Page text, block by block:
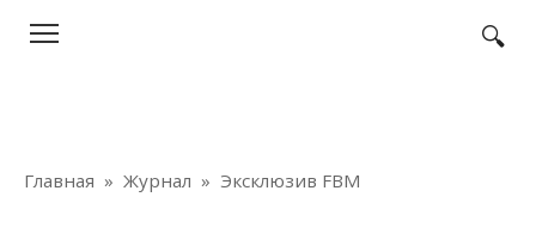
Главная » Журнал » Эксклюзив FBM